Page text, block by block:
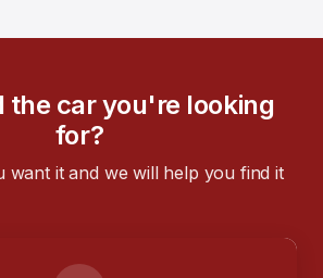
the car you're looking
for?
want it and we will help you find it